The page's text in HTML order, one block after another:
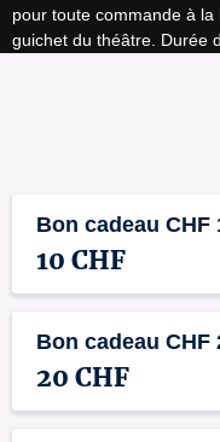
pour toute commande à
guichet du théâtre. Durée
Bon cadeau CHF
10 CHF
Bon cadeau CHF
20 CHF